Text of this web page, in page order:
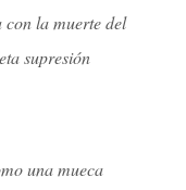
la muerte del
supresión
una mueca